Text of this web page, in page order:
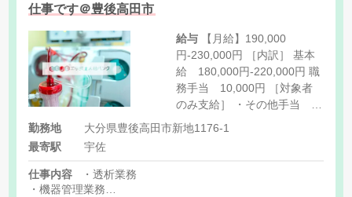
仕事です＠豊後高田市
給与
円-230,000円 ［内訳］ 基本
給 180,000円‐220,000円 職
務手当 10,000円 ［対象者
のみ支給］ ・その他手当
12,000円 ・家族手当 配偶
者4,000円、1子につき2,000
勤務地
大分県豊後高田市新地1176-1
最寄駅
宇佐
仕事内容
・透析業務
・機器管理業務